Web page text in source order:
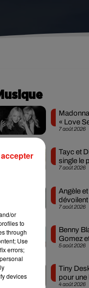
7 août 2026
« Love
Minogue
7 août 2026
Tayc et
single le
l’année
7 août 2026
Angèle
dévoilent
attendue
5 août 2026
Benny
Gomez
nouveau
4 août 2026
Tiny
pour
or
to
through
Use
errors;
devices